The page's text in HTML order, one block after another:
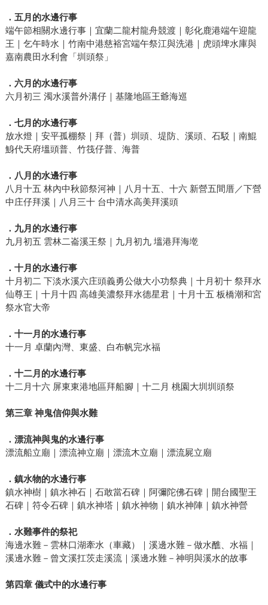
．五月的水邊行事
端午節相關水邊行事｜宜蘭二龍村龍舟競渡｜彰化鹿港端午迎龍
王｜乞午時水｜竹南中港慈裕宮端午祭江與洗港｜虎頭埤水庫與
嘉南農田水利會「圳頭祭」
．六月的水邊行事
六月初三 濁水溪普外溝仔｜基隆地區王爺海巡
．七月的水邊行事
放水燈｜安平孤棚祭｜拜（普）圳頭、堤防、溪頭、石駁｜南鯤
鯓代天府塭頭普、竹筏仔普、海普
．八月的水邊行事
八月十五 林內中秋節祭河神｜八月十五、十六 新營五間厝／下營
中庄仔拜溪｜八月三十 台中清水高美拜溪頭
．九月的水邊行事
九月初五 雲林二崙溪王祭｜九月初九 塭港拜海墘
．十月的水邊行事
十月初二 下淡水溪六庄頭義勇公做大小功祭典｜十月初十 祭拜水
仙尊王｜十月十四 高雄美濃祭拜水德星君｜十月十五 板橋潮和宮
祭水官大帝
．十一月的水邊行事
十一月 卓蘭內灣、東盛、白布帆完水福
．十二月的水邊行事
十二月十六 屏東東港地區拜船腳｜十二月 桃園大圳圳頭祭
第三章 神鬼信仰與水難
．漂流神與鬼的水邊行事
漂流船立廟｜漂流神立廟｜漂流木立廟｜漂流屍立廟
．鎮水物的水邊行事
鎮水神樹｜鎮水神石｜石敢當石碑｜阿彌陀佛石碑｜開台國聖王
石碑｜符令石碑｜鎮水神塔｜鎮水神物｜鎮水神陣｜鎮水神營
．水難事件的祭祀
海邊水難－雲林口湖牽水（車藏）｜溪邊水難－做水醮、水福｜
溪邊水難－曾文溪扛茨走溪流｜溪邊水難－神明與溪水的故事
第四章 儀式中的水邊行事